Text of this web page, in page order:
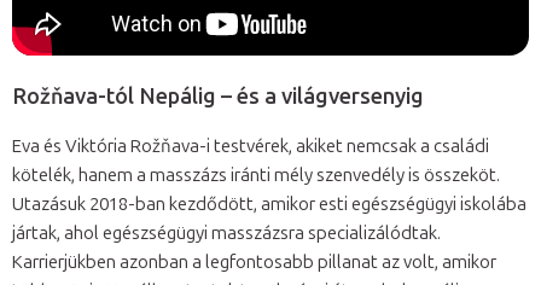
Rožňava-tól Nepálig – és a világversenyig
Eva és Viktória Rožňava-i testvérek, akiket nemcsak a családi
kötelék, hanem a masszázs iránti mély szenvedély is összeköt.
Utazásuk 2018-ban kezdődött, amikor esti egészségügyi iskolába
jártak, ahol egészségügyi masszázsra specializálódtak.
Karrierjükben azonban a legfontosabb pillanat az volt, amikor